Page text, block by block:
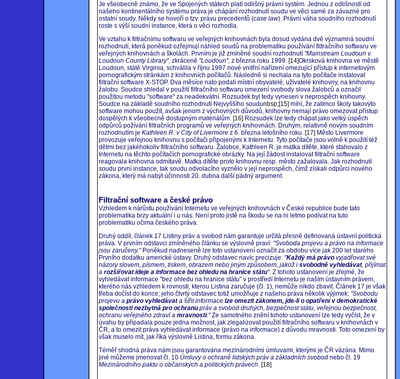
Je všeobecně známo, že ve Spojených státech platí odlišný právní systém. Jednou z odlišností od
našeho kontinentálního systému práva je chápání rozhodnutí soudu ve věci samé za závazné pro
ostatní soudy. Někdy se hovoří o tzv. právu precedentů (case law). Právní váha soudního rozhodnutí
roste s výší soudní instance, která o věci rozhodla.
Ve vztahu k filtračnímu softwaru ve veřejných knihovnách byla dosud vydána dvě významná soudní
rozhodnutí, která poněkud ozřejmují náhled soudů na problematiku používání filtračního softwaru ve
veřejných knihovnách a školách. Prvním je již zmíněné soudní rozhodnutí "Mainstream Loudoun v.
Loudoun County Library", zkráceně "Loudoun", z března roku 1999. [14]Okrsková knihovna ve městě
Loudoun, státě Virginia, schválila v říjnu 1997 nové vnitřní nařízení omezující přístup k internetovým
pornografickým stránkám z knihovních počítačů. Následně si nechala na tyto počítače instalovat
filtrační software X-STOP. Dva měsíce nato podali místní obyvatelé, uživatelé knihovny, na knihovnu
žalobu. Soudce shledal v použití filtračního softwaru omezení svobody slova žalobců a označil
použitou metodu "software" za neadekvátní. Rozsudek byl tedy vynesen v neprospěch knihovny.
Soudce na základě soudního rozhodnutí Nejvyššího soudunbsp;[15] míní, že zatímco školy takovýto
software mohou použít, avšak jenom z výchovných důvodů, knihovny nemají právo omezovat přístup
dospělých k všeobecně dostupným materiálům. [16] Rozsudek lze tedy chápat jako velký úspěch
odpůrců požívání filtračních programů ve veřejných knihovnách. Druhým, relativně novým soudním
rozhodnutím je Kathleen R. v City of Livermore z 6. března letošního roku. [17] Město Livermore
provozuje veřejnou knihovnu s počítači připojenými k Internetu. Tyto počítače jsou volně k použití též
dětmi bez jakéhokoliv filtračního softwaru. Žalobce, Kathleen R. je matka dítěte, které stahovalo z
Internetu na těchto počítačích pornografické obrázky. Na její žádost instalovat filtrační software
reagovala knihovna odmítavě. Matka dítěte proto knihovnu resp. město zažalovala. Jak rozhodnutí
soudu první instance, tak soudu odvolacího vyznělo v její neprospěch, čímž získali odpůrci nového
zákona, který má nabýt účinnosti 20. dubna další pádný argument.
Filtrační software a české právo
Vzhledem k nárůstu používání Internetu ve veřejných knihovnách v České republice bude tato
problematika brzy aktuální i u nás. Není proto jistě na škodu se na ni letmo podívat na tuto
problematiku očima českého práva.
Druhý oddíl, článek 17 Listiny práv a svobod nám garantuje určitá přesně definovaná ústavní politická
práva. V prvním odstavci zmíněného článku se výslovně praví: "Svoboda projevu a právo na informace
jsou zaručeny."Poněkud nadneseně lze toto ustanovení označit za obdobu více jak 200 let starého
Prvního dodatku americké ústavy. Druhý odstavec navíc precizuje: "Každý má právo vyjadřovat své
názory slovem, písmem, tiskem, obrazem nebo jiným způsobem, jakož i svobodně vyhledávat, přijímat
a rozšiřovat ideje a informace bez ohledu na hranice státu". Z tohoto ustanovení je zřejmé, že
vyhledávat informace "bez ohledu na hranice státu" v prostředí Internetu je naším ústavním právem,
kterého nás vzhledem k rovnosti, kterou Listina zaručuje (čl. 1), nemůže nikdo zbavit. Článek 17 je však
třeba dočíst do konce; jeho čtvrtý odstavec totiž umožňuje z našeho práva několik výjimek: "Svobodu
projevu a právo vyhledávata šířit informace lze omezit zákonem, jde-li o opatření v demokratické
společnosti nezbytná pro ochranu práv a svobod druhých, bezpečnost státu, veřejnou bezpečnost,
ochranu veřejného zdraví a mravnosti."Ze samotného znění tohoto ustanovení lze tedy vyčíst, že v
úvahu by připadala pouze jedna možnost, jak zlegalizovat použití filtračního softwaru v knihovnách v
ČR, a to omezit práva vyhledávat informace (právo na informace) z důvodu mravnosti. Toto omezení by
však muselo mít, jak říká výslovně Listina, formu zákona.
Téměř shodná práva nám jsou garantována mezinárodními úmluvami, kterými je ČR vázána. Mimo
jiné můžeme jmenovat čl. 10 Úmluvy o ochraně lidských práv a základních svobod nebo čl. 19
Mezinárodního paktu o občanských a politických právech. [18]